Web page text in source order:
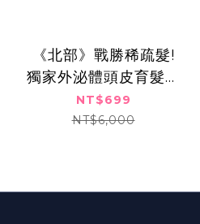
《北部》戰勝稀疏髮!
獨家外泌體頭皮育髮課
程,699元
NT$699
NT$6,000